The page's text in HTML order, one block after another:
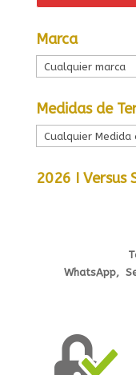
Marca
Medidas de
2026 I Versus
WhatsApp,